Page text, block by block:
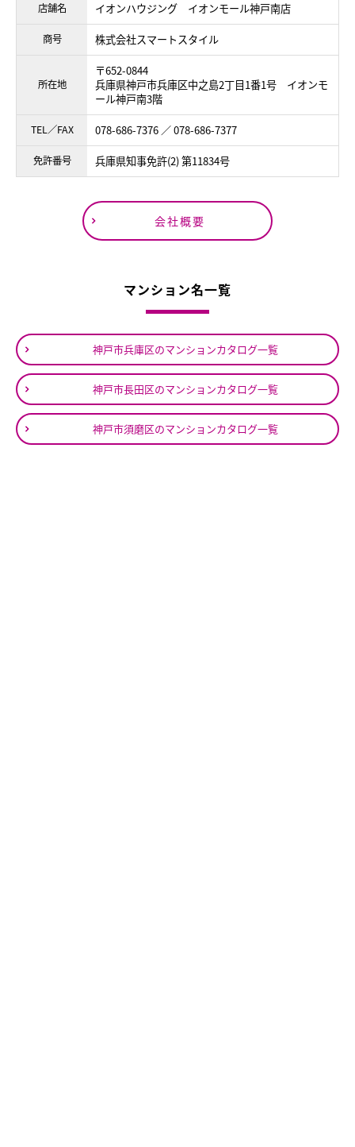
店舗名 イオンハウジング イオンモール神戸南店
商号 株式会社スマートスタイル
所在地
〒652-0844
兵庫県神戸市兵庫区中之島2丁目1番1号 イオンモ
ール神戸南3階
TEL／FAX 078-686-7376 ／ 078-686-7377
免許番号 兵庫県知事免許(2) 第11834号
会社概要
マンション名一覧
神戸市兵庫区のマンションカタログ一覧
神戸市長田区のマンションカタログ一覧
神戸市須磨区のマンションカタログ一覧